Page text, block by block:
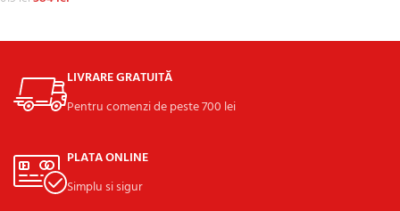
LIVRARE GRATUITĂ
Pentru comenzi de peste 700 lei
PLATA ONLINE
Simplu si sigur